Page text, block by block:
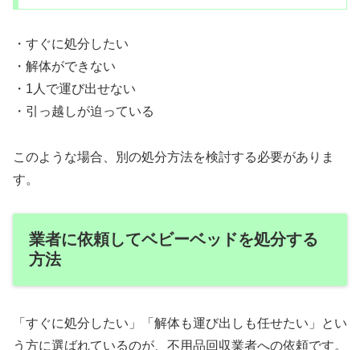
・すぐに処分したい
・解体ができない
・1人で運び出せない
・引っ越しが迫っている
このような場合、別の処分方法を検討する必要がありま
す。
業者に依頼してベビーベッドを処分する
方法
「すぐに処分したい」「解体も運び出しも任せたい」とい
う方に選ばれているのが、不用品回収業者への依頼です。